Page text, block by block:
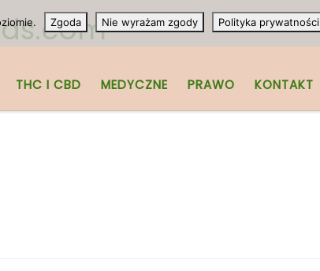
THC I CBD MEDYCZNE PRAWO KONTAKT
Zgoda Nie wyrażam zgody Polityka prywatności